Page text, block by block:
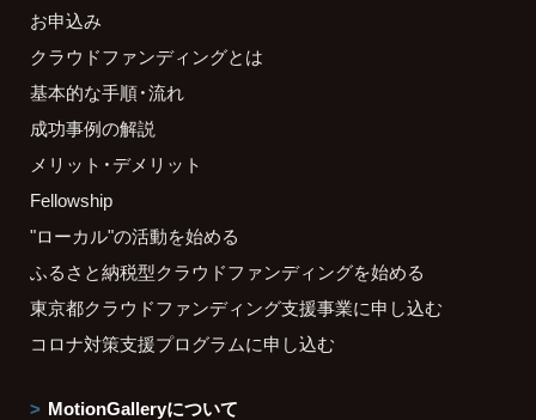
お申込み
クラウドファンディングとは
基本的な手順・流れ
成功事例の解説
メリット・デメリット
Fellowship
"ローカル"の活動を始める
ふるさと納税型クラウドファンディングを始める
東京都クラウドファンディング支援事業に申し込む
コロナ対策支援プログラムに申し込む
MotionGalleryについて